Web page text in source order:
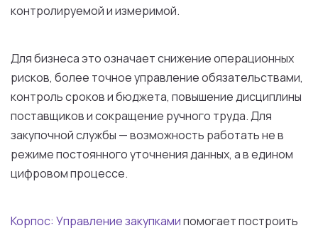
контролируемой и измеримой.
Для бизнеса это означает снижение операционных
рисков, более точное управление обязательствами,
контроль сроков и бюджета, повышение дисциплины
поставщиков и сокращение ручного труда. Для
закупочной службы — возможность работать не в
режиме постоянного уточнения данных, а в едином
цифровом процессе.
Корпос: Управление закупкамипомогает построить